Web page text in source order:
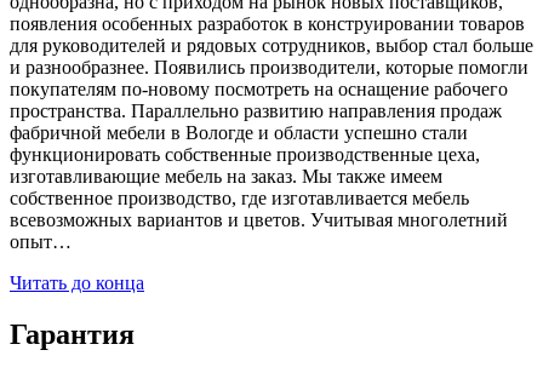
появления особенных разработок в конструировании товаров
для руководителей и рядовых сотрудников, выбор стал больше
и разнообразнее. Появились производители, которые помогли
покупателям по-новому посмотреть на оснащение рабочего
пространства. Параллельно развитию направления продаж
фабричной мебели в Вологде и области успешно стали
функционировать собственные производственные цеха,
изготавливающие мебель на заказ. Мы также имеем
собственное производство, где изготавливается мебель
всевозможных вариантов и цветов. Учитывая многолетний
опыт…
Читать до конца
Гарантия